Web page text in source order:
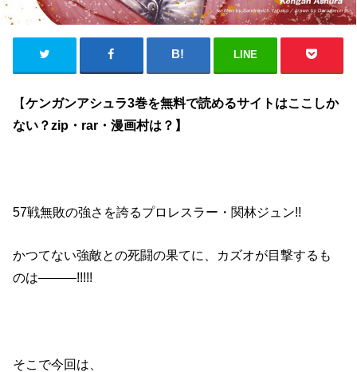
LINE
【ケンガンアシュラ3巻を無料で読めるサイトはここしか
ない？zip・rar・漫画村は？】
57戦無敗の強さを誇るプロレスラー・関林ジュン!!
かつてない強敵との死闘の果てに、カズオが目撃するも
のは―――!!!!!
そこで今回は、